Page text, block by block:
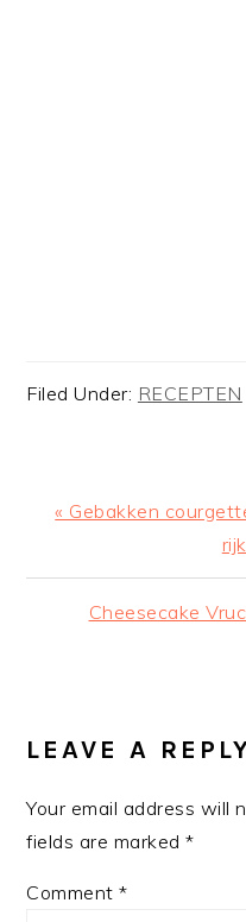
Filed Under: RECEPTEN
Previous
« Gebakken
Next
Cheesecake
LEAVE A
Your email address will
fields are marked*
Comment*